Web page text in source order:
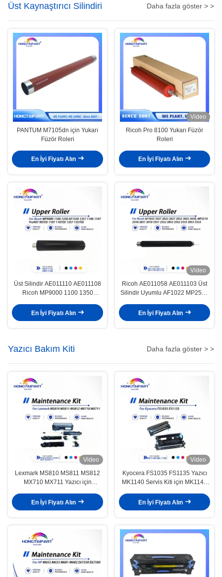
Üst Kaynaştırıcı Silindiri Daha fazla göster > >
PANTUM M7105dn için Yukarı
Füzör Roleri
En İyi Fiyatı Alın
Video
Ricoh Pro 8100 Yukarı Füzör
Roleri
En İyi Fiyatı Alın
Üst Silindir AE011110 AE011108
Ricoh MP9000 1100 1350
En İyi Fiyatı Alın
Video
Ricoh AE011058 AE011103 Üst
Silindir Uyumlu AF1022 MP2510
En İyi Fiyatı Alın
Yazıcı Bakım Kiti Daha fazla göster > >
Video
Lexmark MS810 MS811 MS812
MX710 MX711 Yazıcı için
En İyi Fiyatı Alın
Video
Kyocera FS1035 FS1135 Yazıcı
MK1140 Servis Kiti için MK1140
En İyi Fiyatı Alın